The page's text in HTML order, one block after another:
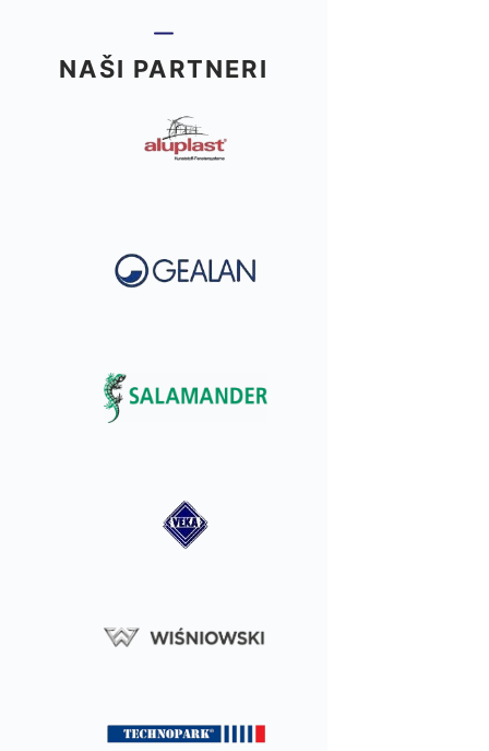
NAŠI PARTNERI